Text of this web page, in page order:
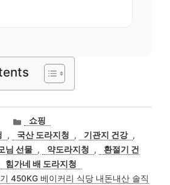
카
테
고
리
쇼핑
, 국산 도라지청 , 기관지 건강 ,
님 선물 , 약도라지청 ,
환절기 건
힘가네 배 도라지청
450KG 베이커리 식당 내돈내산 솔직